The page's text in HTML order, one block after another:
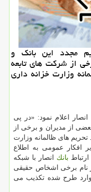
مجدد این بانك و
از شركت های تابعه
وزارت خزانه داری
انصار اعلام نمود: «در پی
از مدیران و برخی از
های ظالمانه وزارت
افكار عمومی به اطلاع
بانك انصار با شبكه
نام برخی اشخاص حقیقی
طرح شده تكذیب می